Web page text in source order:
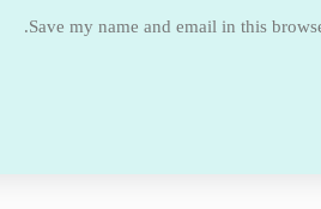
Save my name and email in this